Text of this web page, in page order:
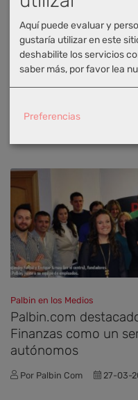
Comercio Electrónico
Cómo hacer la
digital
Por Palbin Com
Palbin en los Medios
Palbin.com
Finanzas como un
autónomos
Por Palbin Com 27-03-
Aquí puede evaluar y
gustaría utilizar en este
deshabilite los servicios
saber más, por favor lea
Preferencias